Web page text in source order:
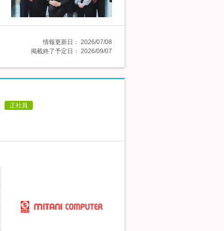
情報更新日： 2026/07/08
掲載終了予定日： 2026/09/07
正社員